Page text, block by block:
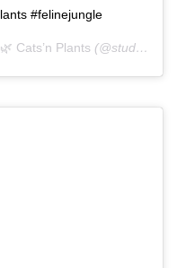
#felinejungle
Cats’n Plants (@studio_miauw) on